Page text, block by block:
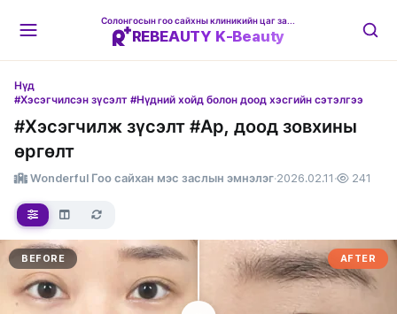
REBEAUTY K-Beauty
Нүд
#Хэсэгчилсэн зүсэлт #Нүдний хойд болон доод хэсгийн сэтэлгээ
#Хэсэгчилж зүсэлт #Ар, доод зовхины
өргөлт
Wonderful Гоо сайхан мэс заслын эмнэлэг·2026.02.11 · 241
AFTER
BEFORE